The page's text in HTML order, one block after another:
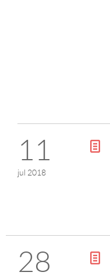
11
jul 2018
g
28 g